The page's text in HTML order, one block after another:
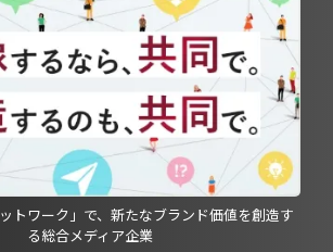
トワーク」で、新たなブランド価値を創造す
る総合メディア企業